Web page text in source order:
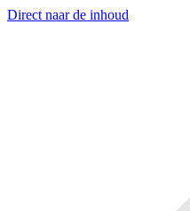
Direct naar de inhoud